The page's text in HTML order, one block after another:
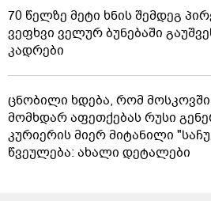
70 წელზე მეტი ხნის შემდეგ
ვეფხვი ველურ ბუნებაში
კადრები
ცნობილი ხდება, რომ
მომხდარ აფეთქებას რუსი
კურიერის მიერ მიტანილი
წვეულება: ახალი დეტალები